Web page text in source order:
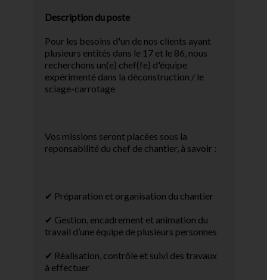
Description du poste
Pour les besoins d'un de nos clients ayant
plusieurs entités dans le 17 et le 86, nous
recherchons un(e) chef(fe) d'équipe
expérimenté dans la déconstruction / le
sciage-carrotage
Vos missions seront placées sous la
reponsabilité du chef de chantier, à savoir :
✔ Préparation et organisation du chantier
✔ Gestion, encadrement et animation du
travail d’une équipe de plusieurs personnes
✔ Réalisation, contrôle et suivi des travaux
à effectuer